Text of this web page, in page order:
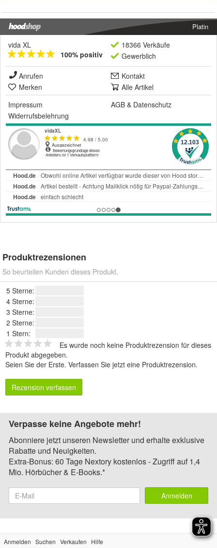
Platin
vida XL
100% positiv
18366 Verkäufe
Gewerblich
Anrufen
Kontakt
Merken
Alle Artikel
Impressum
AGB & Datenschutz
Widerrufsbelehrung
Produktrezensionen
So beurteilen Kunden dieses Produkt.
5 Sterne:
4 Sterne:
3 Sterne:
2 Sterne:
1 Stern:
Es wurde noch keine Produktrezension für dieses
Produkt abgegeben.
Seien Sie der Erste. Verfassen Sie jetzt eine Produktrezension.
Rezension verfassen
Verpasse keine Angebote mehr!
Abonniere jetzt unseren Newsletter und erhalte exklusive
Rabatte und Neuigkeiten.
Extra-Bonus: 60 Tage Nextory kostenlos - Zugriff auf 1,4
Mio. Hörbücher & E-Books.*
Anmelden
Anmelden Suchen Verkaufen
Hilfe